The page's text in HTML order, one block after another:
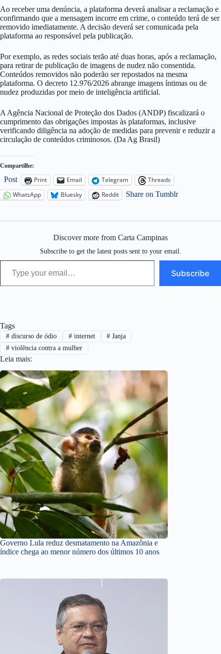
Ao receber uma denúncia, a plataforma deverá analisar a reclamação e
confirmando que a mensagem incorre em crime, o conteúdo terá de ser
removido imediatamente. A decisão deverá ser comunicada pela
plataforma ao responsável pela publicação.
Por exemplo, as redes sociais terão até duas horas, após a reclamação,
para retirar de publicação de imagens de nudez não consentida.
Conteúdos removidos não poderão ser repostados na mesma
plataforma. O decreto 12.976/2026 abrange imagens íntimas ou de
nudez produzidas por meio de inteligência artificial.
A Agência Nacional de Proteção dos Dados (ANDP) fiscalizará o
cumprimento das obrigações impostas às plataformas, inclusive
verificando diligência na adoção de medidas para prevenir e reduzir a
circulação de conteúdos criminosos. (Da Ag Brasil)
Compartilhe:
Post Print Email Telegram
Threads
WhatsApp
Bluesky Reddit Share on Tumblr
Discover more from Carta Campinas
Subscribe to get the latest posts sent to your email.
Type your email…
Subscribe
Tags
#discurso de ódio #internet # Janja
#violência contra a mulher
Leia mais:
Governo Lula reduz desmatamento na Amazônia e
índice chega ao menor número dos últimos 10 anos